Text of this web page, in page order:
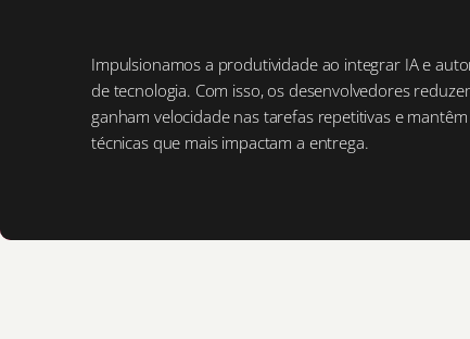
Impulsionamos a produtividade ao integrar IA e
de tecnologia. Com isso, os desenvolvedores
ganham velocidade nas tarefas repetitivas e
técnicas que mais impactam a entrega.